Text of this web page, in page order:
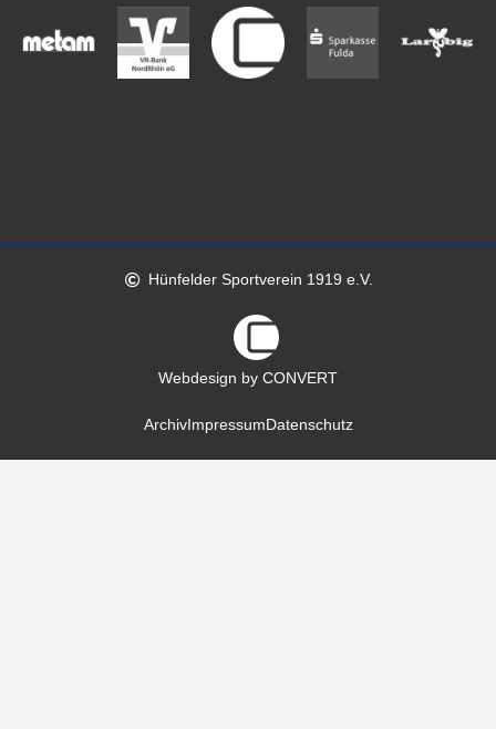
Hünfelder Sportverein 1919 e.V.
Webdesign by CONVERT
ArchivImpressum Datenschutz